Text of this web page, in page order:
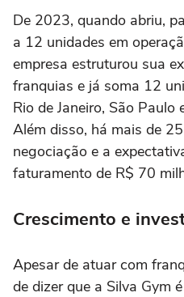
De 2023, quando abriu,
a 12 unidades em
empresa estruturou sua
franquias e já soma 12
Rio de Janeiro, São Paulo
Além disso, há mais de
negociação e a
faturamento de R$ 70
Crescimento e
Apesar de atuar com
de dizer que a Silva Gym